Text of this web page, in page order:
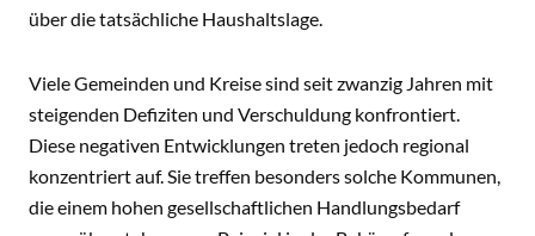
über die tatsächliche Haushaltslage.
Viele Gemeinden und Kreise sind seit zwanzig Jahren mit
steigenden Defiziten und Verschuldung konfrontiert.
Diese negativen Entwicklungen treten jedoch regional
konzentriert auf. Sie treffen besonders solche Kommunen,
die einem hohen gesellschaftlichen Handlungsbedarf